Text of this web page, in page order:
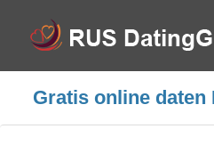
Gratis online daten